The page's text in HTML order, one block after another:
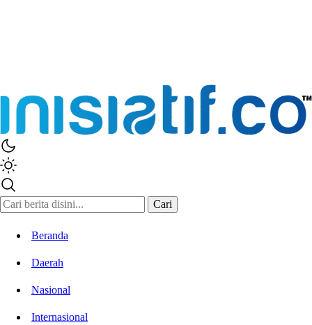
Inisiatif.co
Stay Connected Stay Informed
Cari
Beranda
Daerah
Nasional
Internasional